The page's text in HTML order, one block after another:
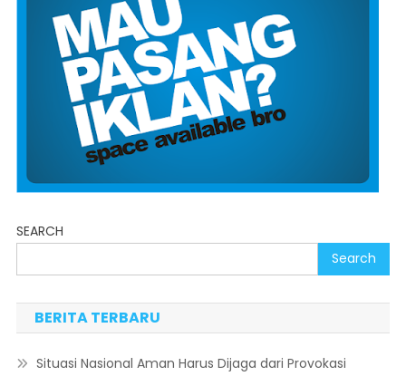
SEARCH
Search
BERITA TERBARU
Situasi Nasional Aman Harus Dijaga dari Provokasi